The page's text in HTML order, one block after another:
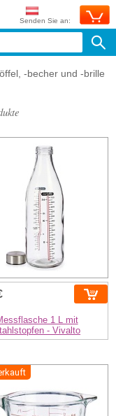
Senden Sie an:
-becher und -brille
1 L mit
- Vivalto